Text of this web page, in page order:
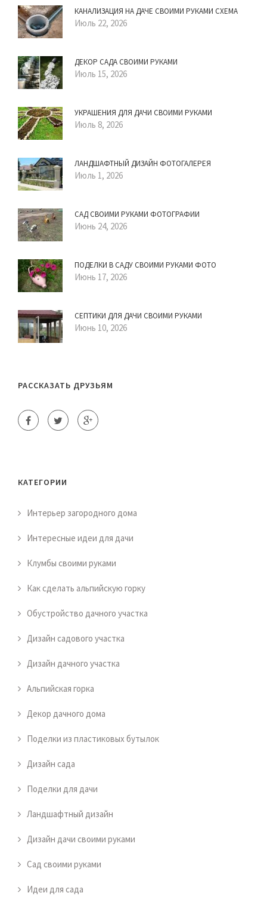
КАНАЛИЗАЦИЯ НА ДАЧЕ СВОИМИ РУКАМИ СХЕМА
Июль 22, 2026
ДЕКОР САДА СВОИМИ РУКАМИ
Июль 15, 2026
УКРАШЕНИЯ ДЛЯ ДАЧИ СВОИМИ РУКАМИ
Июль 8, 2026
ЛАНДШАФТНЫЙ ДИЗАЙН ФОТОГАЛЕРЕЯ
Июль 1, 2026
САД СВОИМИ РУКАМИ ФОТОГРАФИИ
Июнь 24, 2026
ПОДЕЛКИ В САДУ СВОИМИ РУКАМИ ФОТО
Июнь 17, 2026
СЕПТИКИ ДЛЯ ДАЧИ СВОИМИ РУКАМИ
Июнь 10, 2026
РАССКАЗАТЬ ДРУЗЬЯМ
КАТЕГОРИИ
Интерьер загородного дома
Интересные идеи для дачи
Клумбы своими руками
Как сделать альпийскую горку
Обустройство дачного участка
Дизайн садового участка
Дизайн дачного участка
Альпийская горка
Декор дачного дома
Поделки из пластиковых бутылок
Дизайн сада
Поделки для дачи
Ландшафтный дизайн
Дизайн дачи своими руками
Сад своими руками
Идеи для сада